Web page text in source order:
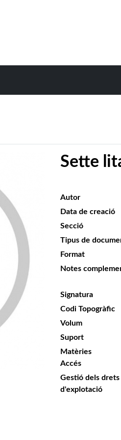
Sette
Autor
Data de creació
Secció
Tipus de
Format
Notes
Signatura
Codi Topogràfic
Volum
Suport
Matèries
Accés
Gestió dels drets
d'explotació